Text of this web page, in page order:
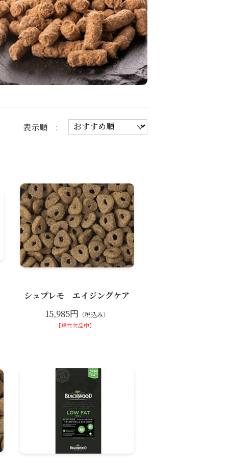
表示順 :
シュプレモ エイジングケア
15,985円 （税込み）
【現在欠品中】